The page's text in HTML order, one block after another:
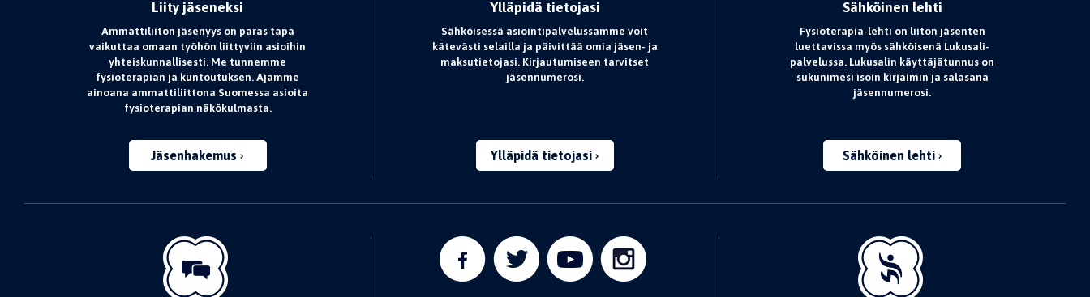
Liity jäseneksi
Ammattiliiton jäsenyys on paras tapa
vaikuttaa omaan työhön liittyviin asioihin
yhteiskunnallisesti. Me tunnemme
fysioterapian ja kuntoutuksen. Ajamme
ainoana ammattiliittona Suomessa asioita
fysioterapian näkökulmasta.
Jäsenhakemus
Ylläpidä tietojasi
Sähköisessä asiointipalvelussamme voit
kätevästi selailla ja päivittää omia jäsen- ja
maksutietojasi. Kirjautumiseen tarvitset
jäsennumerosi.
Ylläpidä tietojasi
Sähköinen lehti
Fysioterapia-lehti on liiton jäsenten
luettavissa myös sähköisenä Lukusali-
palvelussa. Lukusalin käyttäjätunnus on
sukunimesi isoin kirjaimin ja salasana
jäsennumerosi.
Sähköinen lehti